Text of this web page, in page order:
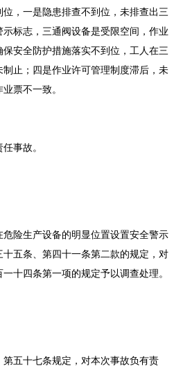
，一是隐患排查不到位，未排查出三
标志，三通阀设备是受限空间，作业
安全防护措施落实不到位，工人在三
止；四是作业许可管理制度滞后，未
票不一致。
事故。
险生产设备的明显位置设置安全警示
五条、第四十一条第二款的规定，对
十四条第一项的规定予以调查处理。
五十七条规定，对本次事故负有责